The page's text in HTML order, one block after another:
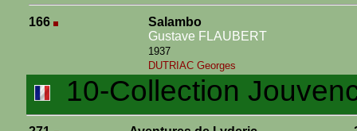
166
Salambo
Gustave FLAUBERT
1937
DUTRIAC Georges
10-Collection